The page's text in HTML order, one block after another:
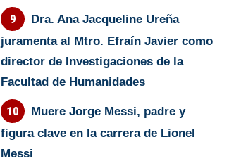
Dra. Ana Jacqueline Ureña
juramenta al Mtro. Efraín Javier como
director de Investigaciones de la
Facultad de Humanidades
Muere Jorge Messi, padre y
figura clave en la carrera de Lionel
Messi